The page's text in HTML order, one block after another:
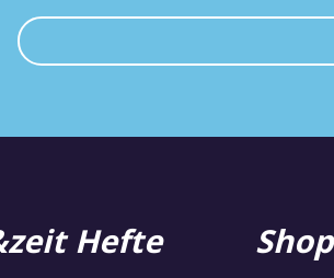
Hefte Shop